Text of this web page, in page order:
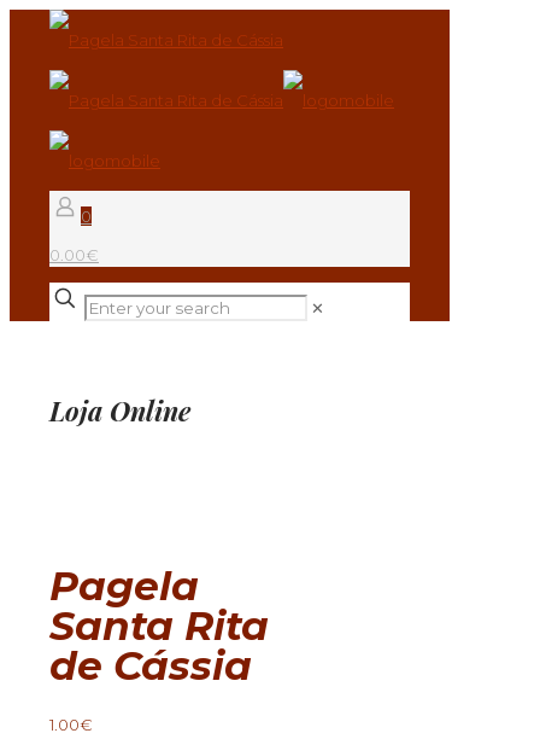
0
0.00€
✕
Loja Online
Pagela
Santa Rita
de Cássia
1.00€